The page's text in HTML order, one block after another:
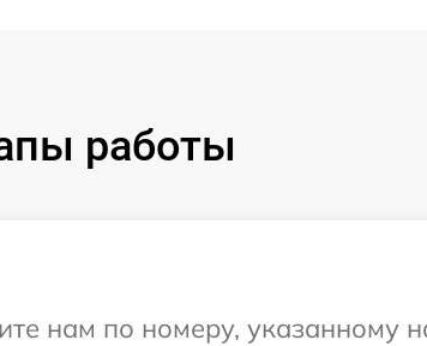
работы
нам по номеру, указанному